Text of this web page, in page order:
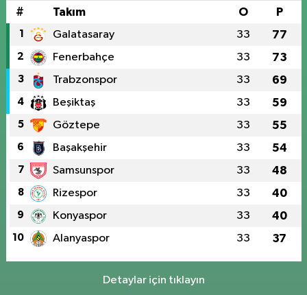
# Takım O P
1 Galatasaray 33 77
2 Fenerbahçe 33 73
3 Trabzonspor 33 69
4 Beşiktaş 33 59
5 Göztepe 33 55
6 Başakşehir 33 54
7 Samsunspor 33 48
8 Rizespor 33 40
9 Konyaspor 33 40
10 Alanyaspor 33 37
Detaylar için tıklayın